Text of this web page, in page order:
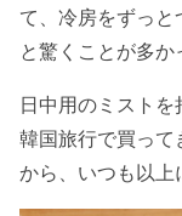
て、冷房をずっと
と驚くことが多か
日中用のミストを
韓国旅行で買っ
から、いつも以上